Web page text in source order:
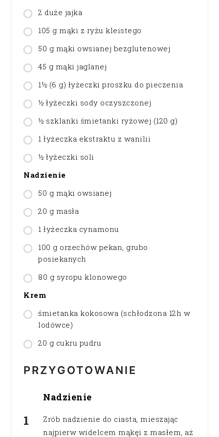
2 duże jajka
105 g mąki z ryżu kleistego
50 g mąki owsianej bezglutenowej
45 g mąki jaglanej
1½ (6 g) łyżeczki proszku do pieczenia
½ łyżeczki sody oczyszczonej
½ szklanki śmietanki ryżowej (120 g)
1 łyżeczka ekstraktu z wanilii
½ łyżeczki soli
Nadzienie
50 g mąki owsianej
20 g masła
1 łyżeczka cynamonu
100 g orzechów pekan, grubo
posiekanych
80 g syropu klonowego
Krem
śmietanka kokosowa (schłodzona 12h w
lodówce)
20 g cukru pudru
PRZYGOTOWANIE
Nadzienie
Zrób nadzienie do ciasta, mieszając
najpierw widelcem mąkęi z masłem, aż